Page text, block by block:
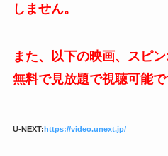
しません。
また、以下の映画、スピ
無料で見放題で視聴可能で
U-NEXT:https://video.unext.jp/